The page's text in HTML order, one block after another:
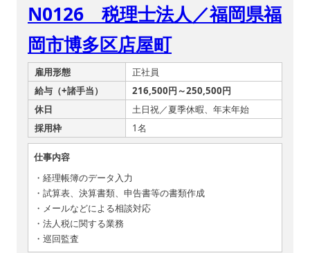
N0126 税理士法人／福岡県福
岡市博多区店屋町
雇用形態
正社員
給与（+諸手当）
216,500円～250,500円
休日
土日祝／夏季休暇、年末年始
採用枠
1名
仕事内容
・経理帳簿のデータ入力
・試算表、決算書類、申告書等の書類作成
・メールなどによる相談対応
・法人税に関する業務
・巡回監査